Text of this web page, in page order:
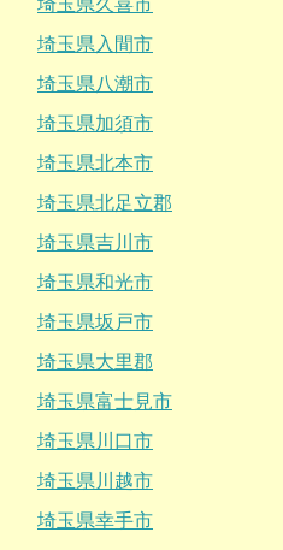
埼玉県久喜市
埼玉県入間市
埼玉県八潮市
埼玉県加須市
埼玉県北本市
埼玉県北足立郡
埼玉県吉川市
埼玉県和光市
埼玉県坂戸市
埼玉県大里郡
埼玉県富士見市
埼玉県川口市
埼玉県川越市
埼玉県幸手市